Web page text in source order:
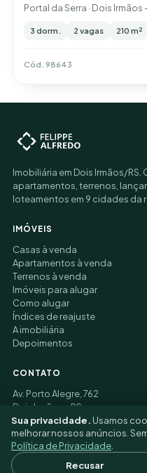
Portal da Serra · Dois Irmãos
3 dorm. 2 vagas 210 m²
Cód. 98643
Imobiliária em Dois Irmãos/RS.
apartamentos, terrenos,
loteamentos em 9 cidades da
IMÓVEIS
Casas à venda
Apartamentos à venda
Terrenos à venda
Imóveis para alugar
Como alugar
Índices de reajuste
A imobiliária
Depoimentos
CONTATO
Av. Porto Alegre, 762
Dois Irmãos – RS
(51) 3177-9006
© 2026 Felippe
Sua privacidade. Usamos
melhorar nossos anúncios.
Política de Privacidade
Recusar